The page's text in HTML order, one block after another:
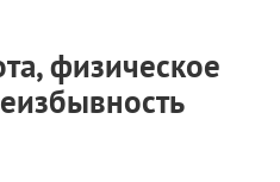
физическое